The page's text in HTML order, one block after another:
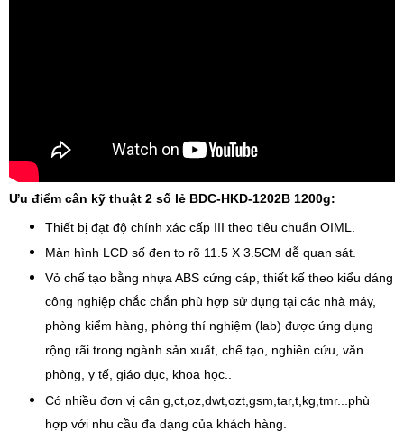
Ưu điểm cân kỹ thuật 2 số lẻ BDC-HKD-1202B 1200g:
Thiết bị đạt độ chính xác cấp III theo tiêu chuẩn OIML.
Màn hình LCD số đen to rõ 11.5 X 3.5CM dễ quan sát.
Vỏ chế tạo bằng nhựa ABS cứng cáp, thiết kế theo kiểu dáng
công nghiệp chắc chắn phù hợp sử dụng tại các nhà máy,
phòng kiểm hàng, phòng thí nghiệm (lab) được ứng dụng
rộng rãi trong ngành sản xuất, chế tạo, nghiên cứu, văn
phòng, y tế, giáo dục, khoa học..
Có nhiều đơn vị cân g,ct,oz,dwt,ozt,gsm,tar,t,kg,tmr...phù
hợp với nhu cầu đa dạng của khách hàng.